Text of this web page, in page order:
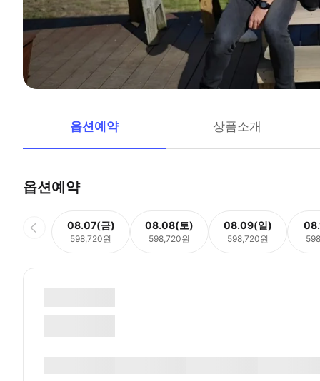
옵션예약 상품소개
옵션예약
08.07(금)
598,720원
08.08(토)
598,720원
08.09(일)
598,720원